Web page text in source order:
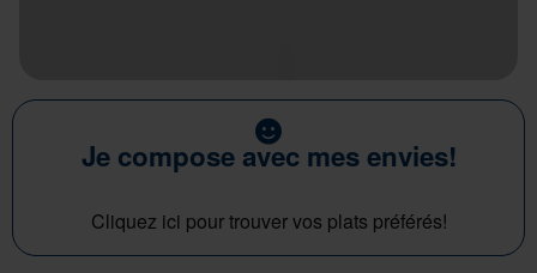
Je compose avec mes envies!
Cliquez ici pour trouver vos plats préférés!